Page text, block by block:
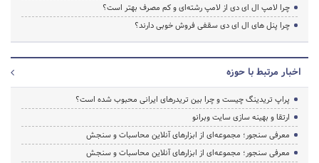
چرا لامپ ال ای دی از لامپ رشته‌ای و کم مصرف بهتر است؟
چرا پنل های ال ای دی سقفی فروش خوبی دارند؟
اخبار مرتبط با حوزه
پراپ تریدینگ چیست و چرا بین تریدرهای ایرانی محبوب شده است؟
ارتقا و بهینه سازی سایت وبرانو
معرفی سنجور؛ مجموعه‌ای از ابزارهای آنلاین محاسبات و سنجش
معرفی سنجور؛ مجموعه‌ای از ابزارهای آنلاین محاسبات و سنجش